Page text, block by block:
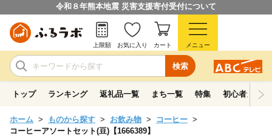
令和８年熊本地震 災害支援寄付受付について
検索
上限額 お気に入り カート メニュー
トップ ランキング 返礼品一覧 まち一覧 特集 初心者ガイド
ホーム ものから探す お飲み物
コーヒー
コーヒーアソートセット(豆)【1666389】